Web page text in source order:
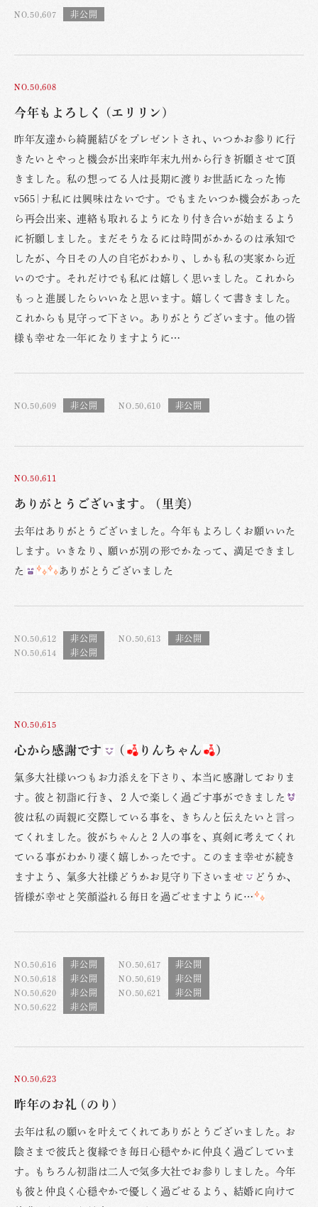
NO.50,607
NO.50,608
今年もよろしく (エリリン)
昨年友達から綺麗結びをプレゼントされ、いつかお参りに行
きたいとやっと機会が出来昨年末九州から行き祈願させて頂
きました。私の想ってる人は長期に渡りお世話になった怖
v565|ナ私には興味はないです。でもまたいつか機会があった
ら再会出来、連絡も取れるようになり付き合いが始まるよう
に祈願しました。まだそうなるには時間がかかるのは承知で
したが、今日その人の自宅がわかり、しかも私の実家から近
いのです。それだけでも私には嬉しく思いました。これから
もっと進展したらいいなと思います。嬉しくて書きました。
これからも見守って下さい。ありがとうございます。他の皆
様も幸せな一年になりますように…
NO.50,609 NO.50,610
NO.50,611
ありがとうございます。 (里美)
去年はありがとうございました。今年もよろしくお願いいた
します。いきなり、願いが別の形でかなって、満足できまし
た
ありがとうございました
NO.50,612
NO.50,613
NO.50,614
NO.50,615
心から感謝です ( りんちゃん )
氣多大社様いつもお力添えを下さり、本当に感謝しておりま
す。彼と初詣に行き、２人で楽しく過ごす事ができました
彼は私の両親に交際している事を、きちんと伝えたいと言っ
てくれました。彼がちゃんと２人の事を、真剣に考えてくれ
ている事がわかり凄く嬉しかったです。このまま幸せが続き
ますよう、氣多大社様どうかお見守り下さいませ
どうか、
皆様が幸せと笑顔溢れる毎日を過ごせますように…
NO.50,616
NO.50,617
NO.50,618
NO.50,619
NO.50,620
NO.50,621
NO.50,622
NO.50,623
昨年のお礼 (のり)
去年は私の願いを叶えてくれてありがとうございました。お
陰さまで彼氏と復縁でき毎日心穏やかに仲良く過ごしていま
す。もちろん初詣は二人で気多大社でお参りしました。今年
も彼と仲良く心穏やかで優しく過ごせるよう、結婚に向けて